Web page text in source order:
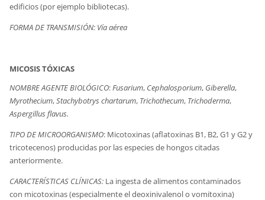
edificios (por ejemplo bibliotecas).
FORMA DE TRANSMISIÓN: Vía aérea
MICOSIS TÓXICAS
NOMBRE AGENTE BIOLÓGICO:Fusarium, Cephalosporium, Giberella,
Myrothecium,Stachybotrys chartarum, Trichothecum, Trichoderma,
Aspergillus flavus.
TIPO DE MICROORGANISMO: Micotoxinas (aflatoxinas B1, B2, G1 y G2 y
tricotecenos) producidas por las especies de hongos citadas
anteriormente.
CARACTERÍSTICAS CLÍNICAS: La ingesta de alimentos contaminados
con micotoxinas (especialmente el deoxinivalenol o vomitoxina)